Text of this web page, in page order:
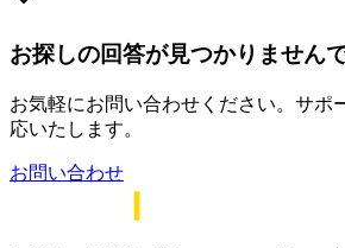
お探しの回答が見つかりません
お気軽にお問い合わせください。サポ
応いたします。
お問い合わせ